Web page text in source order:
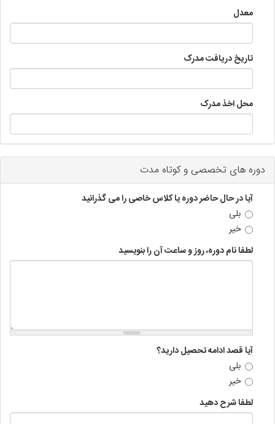
معدل
تاریخ دریافت مدرک
محل اخذ مدرک
دوره های تخصصی و کوتاه مدت
آیا در حال حاضر دوره یا کلاس خاصی را می گذرانید
بلی
خیر
لطفا نام دوره، روز و ساعت آن را بنویسید
آیا قصد ادامه تحصیل دارید؟
بلی
خیر
لطفا شرح دهید